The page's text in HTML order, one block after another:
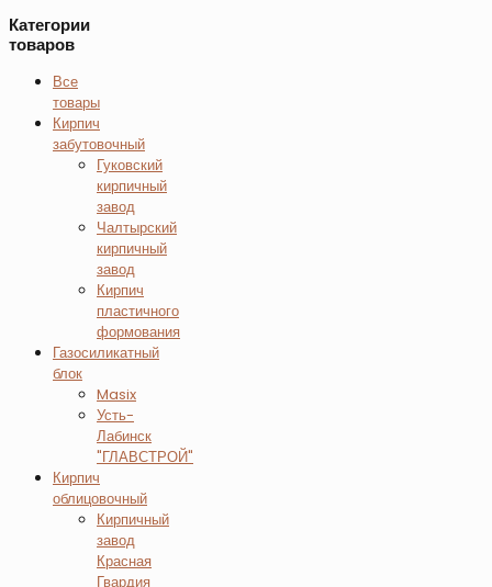
Категории
товаров
Все
товары
Кирпич
забутовочный
Гуковский
кирпичный
завод
Чалтырский
кирпичный
завод
Кирпич
пластичного
формования
Газосиликатный
блок
Masix
Усть-
Лабинск
"ГЛАВСТРОЙ"
Кирпич
облицовочный
Кирпичный
завод
Красная
Гвардия